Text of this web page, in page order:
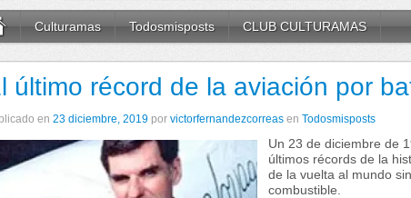
Culturamas Todosmisposts CLUB CULTURAMAS
último récord de la aviación por
en 23 diciembre, 2019 por victorfernandezcorreas en Todosmisposts
Un 23 de diciembre de
últimos récords de la
de la vuelta al mundo
combustible.